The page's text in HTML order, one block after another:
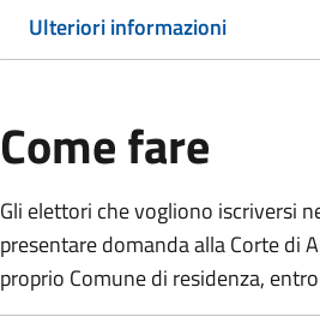
Ulteriori informazioni
Come fare
Gli elettori che vogliono iscriversi
presentare domanda alla Corte di
proprio Comune di residenza,